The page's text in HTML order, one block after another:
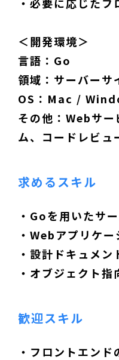
＜開発環境＞
言語：Go
領域：サーバーサ
OS：Mac /
その他：Webサ
ム、コードレビュ
求めるスキル
・Goを用いたサ
・Webアプリケ
・設計ドキュメ
・オブジェクト指
歓迎スキル
・フロントエンド